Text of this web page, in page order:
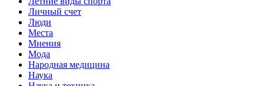
Личный счет
Люди
Места
Мнения
Мода
Народная медицина
Наука